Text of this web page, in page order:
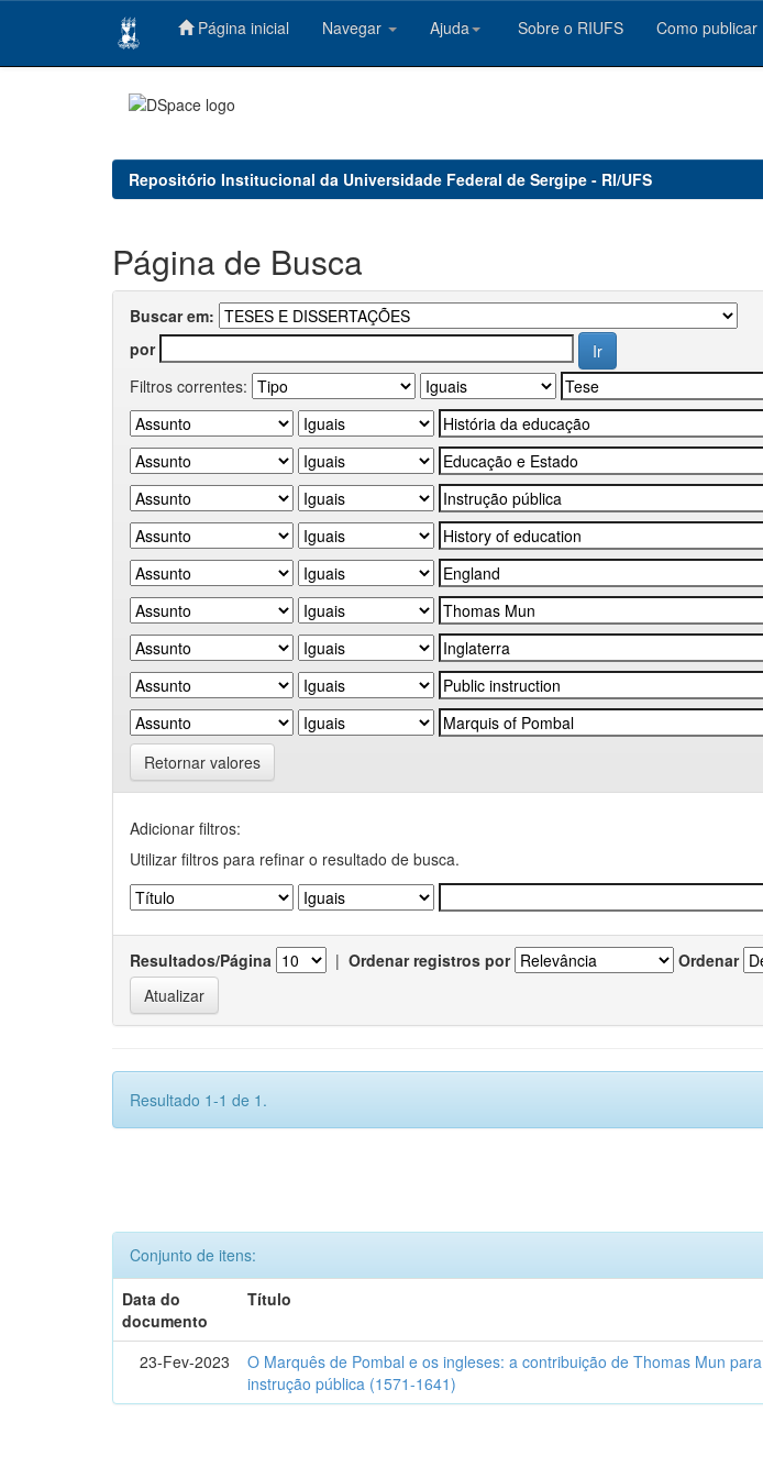
Página inicial Navegar Ajuda Sobre o RIUFS Como publicar
Repositório Institucional da Universidade Federal de Sergipe - RI/UFS
Página de Busca
Buscar em:
por
Filtros correntes:
Retornar valores
Adicionar filtros:
Utilizar filtros para refinar o resultado de busca.
Resultados/Página | Ordenar registros por Ordenar
Resultado 1-1 de 1.
Conjunto de itens:
Data do
documento
Título
23-Fev-2023
O Marquês de Pombal e os ingleses: a contribuição de Thomas Mun para
instrução pública (1571-1641)